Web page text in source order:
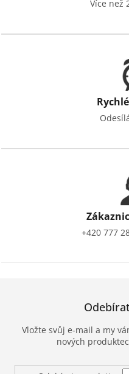
Více než
+420 777
Vložte svůj e-mail a my
nových